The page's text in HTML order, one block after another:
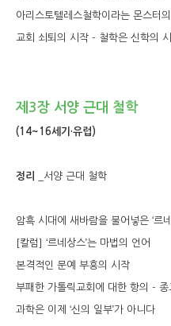
아리스토텔레스철학이라는 몬스터
교회 쇠퇴의 시작 - 철학은 신학의
제3장 서양 근대 철학
(14~16세기·유럽)
정리 _서양 근대 철학
암흑 시대에 새바람을 불어넣은 ‘르
[칼럼] ‘르네상스’는 마법의 언어
본격적인 문예 부흥의 시작
부패한 가톨릭교회에 대한 항의 - 종
과학은 이제 ‘신의 일부’가 아니다